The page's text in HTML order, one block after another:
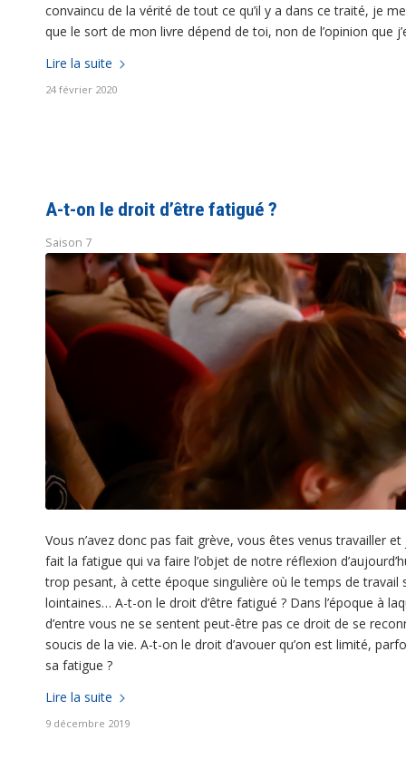
convaincu de la vérité de tout ce qu’il y a dans ce traité, je
que le sort de mon livre dépend de toi, non de l’opinion que
Lire la suite
24 février 2020
A-t-on le droit d’être fatigué ?
Saison 7
Vous n’avez donc pas fait grève, vous êtes venus travailler
fait la fatigue qui va faire l’objet de notre réflexion
trop pesant, à cette époque singulière où le temps de
lointaines… A-t-on le droit d’être fatigué ? Dans l’époque à
d’entre vous ne se sentent peut-être pas ce droit de se
soucis de la vie. A-t-on le droit d’avouer qu’on est limité,
sa fatigue ?
Lire la suite
9 décembre 2019